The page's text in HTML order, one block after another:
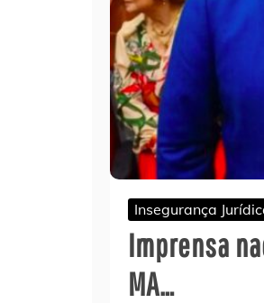
Insegurança
Imprensa
MA…